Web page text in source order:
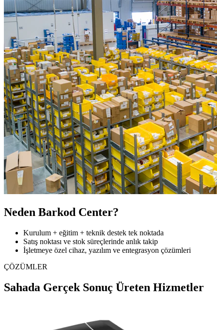
Neden Barkod Center?
Kurulum + eğitim + teknik destek tek noktada
Satış noktası ve stok süreçlerinde anlık takip
İşletmeye özel cihaz, yazılım ve entegrasyon çözümleri
ÇÖZÜMLER
Sahada Gerçek Sonuç Üreten Hizmetler